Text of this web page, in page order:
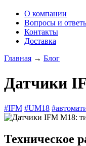
О компании
Вопросы и
Контакты
Доставка
Главная → Блог
Датчики
#IFM #UM18
Техническое